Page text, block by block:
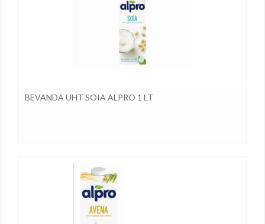
BEVANDA UHT SOIA ALPRO 1 LT